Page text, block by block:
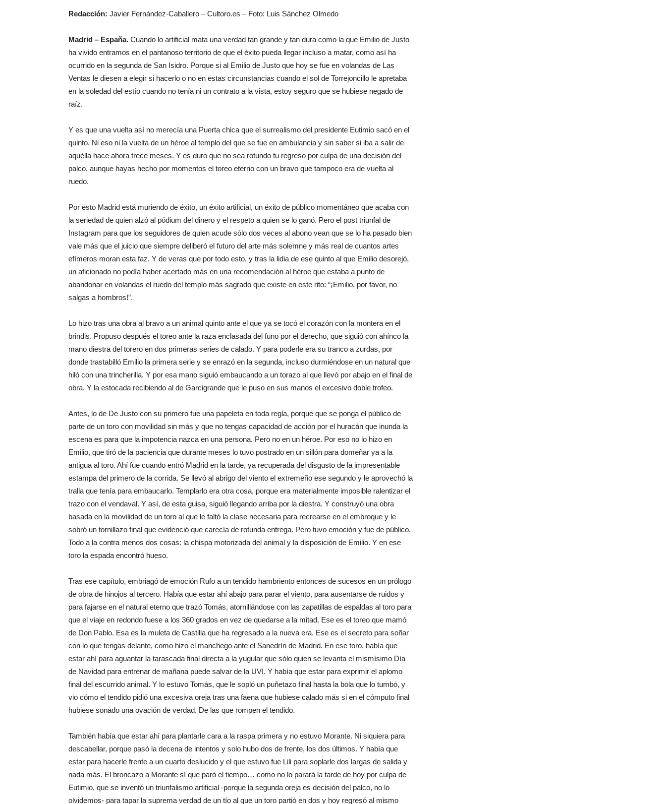
Redacción: Javier Fernández-Caballero – Cultoro.es – Foto: Luis Sánchez Olmedo
Madrid – España. Cuando lo artificial mata una verdad tan grande y tan dura como la que Emilio de Justo
ha vivido entramos en el pantanoso territorio de que el éxito pueda llegar incluso a matar, como así ha
ocurrido en la segunda de San Isidro. Porque si al Emilio de Justo que hoy se fue en volandas de Las
Ventas le diesen a elegir si hacerlo o no en estas circunstancias cuando el sol de Torrejoncillo le apretaba
en la soledad del estío cuando no tenía ni un contrato a la vista, estoy seguro que se hubiese negado de
raíz.
Y es que una vuelta así no merecía una Puerta chica que el surrealismo del presidente Eutimio sacó en el
quinto. Ni eso ni la vuelta de un héroe al templo del que se fue en ambulancia y sin saber si iba a salir de
aquélla hace ahora trece meses. Y es duro que no sea rotundo tu regreso por culpa de una decisión del
palco, aunque hayas hecho por momentos el toreo eterno con un bravo que tampoco era de vuelta al
ruedo.
Por esto Madrid está muriendo de éxito, un éxito artificial, un éxito de público momentáneo que acaba con
la seriedad de quien alzó al pódium del dinero y el respeto a quien se lo ganó. Pero el post triunfal de
Instagram para que los seguidores de quien acude sólo dos veces al abono vean que se lo ha pasado bien
vale más que el juicio que siempre deliberó el futuro del arte más solemne y más real de cuantos artes
efímeros moran esta faz. Y de veras que por todo esto, y tras la lidia de ese quinto al que Emilio desorejó,
un aficionado no podía haber acertado más en una recomendación al héroe que estaba a punto de
abandonar en volandas el ruedo del templo más sagrado que existe en este rito: “¡Emilio, por favor, no
salgas a hombros!”.
Lo hizo tras una obra al bravo a un animal quinto ante el que ya se tocó el corazón con la montera en el
brindis. Propuso después el toreo ante la raza enclasada del funo por el derecho, que siguió con ahínco la
mano diestra del torero en dos primeras series de calado. Y para poderle era su tranco a zurdas, por
donde trastabilló Emilio la primera serie y se enrazó en la segunda, incluso durmiéndose en un natural que
hiló con una trincherilla. Y por esa mano siguió embaucando a un torazo al que llevó por abajo en el final de
obra. Y la estocada recibiendo al de Garcigrande que le puso en sus manos el excesivo doble trofeo.
Antes, lo de De Justo con su primero fue una papeleta en toda regla, porque que se ponga el público de
parte de un toro con movilidad sin más y que no tengas capacidad de acción por el huracán que inunda la
escena es para que la impotencia nazca en una persona. Pero no en un héroe. Por eso no lo hizo en
Emilio, que tiró de la paciencia que durante meses lo tuvo postrado en un sillón para domeñar ya a la
antigua al toro. Ahí fue cuando entró Madrid en la tarde, ya recuperada del disgusto de la impresentable
estampa del primero de la corrida. Se llevó al abrigo del viento el extremeño ese segundo y le aprovechó la
tralla que tenía para embaucarlo. Templarlo era otra cosa, porque era materialmente imposible ralentizar el
trazo con el vendaval. Y así, de esta guisa, siguió llegando arriba por la diestra. Y construyó una obra
basada en la movilidad de un toro al que le faltó la clase necesaria para recrearse en el embroque y le
sobró un tornillazo final que evidenció que carecía de rotunda entrega. Pero tuvo emoción y fue de público.
Todo a la contra menos dos cosas: la chispa motorizada del animal y la disposición de Emilio. Y en ese
toro la espada encontró hueso.
Tras ese capítulo, embriagó de emoción Rufo a un tendido hambriento entonces de sucesos en un prólogo
de obra de hinojos al tercero. Había que estar ahí abajo para parar el viento, para ausentarse de ruidos y
para fajarse en el natural eterno que trazó Tomás, atornillándose con las zapatillas de espaldas al toro para
que el viaje en redondo fuese a los 360 grados en vez de quedarse a la mitad. Ese es el toreo que mamó
de Don Pablo. Esa es la muleta de Castilla que ha regresado a la nueva era. Ese es el secreto para soñar
con lo que tengas delante, como hizo el manchego ante el Sanedrín de Madrid. En ese toro, había que
estar ahí para aguantar la tarascada final directa a la yugular que sólo quien se levanta el mismísimo Día
de Navidad para entrenar de mañana puede salvar de la UVI. Y había que estar para exprimir el aplomo
final del escurrido animal. Y lo estuvo Tomás, que le sopló un puñetazo final hasta la bola que lo tumbó, y
vio cómo el tendido pidió una excesiva oreja tras una faena que hubiese calado más si en el cómputo final
hubiese sonado una ovación de verdad. De las que rompen el tendido.
También había que estar ahí para plantarle cara a la raspa primera y no estuvo Morante. Ni siquiera para
descabellar, porque pasó la decena de intentos y solo hubo dos de frente, los dos últimos. Y había que
estar para hacerle frente a un cuarto deslucido y el que estuvo fue Lili para soplarle dos largas de salida y
nada más. El broncazo a Morante sí que paró el tiempo… como no lo parará la tarde de hoy por culpa de
Eutimio, que se inventó un triunfalismo artificial -porque la segunda oreja es decisión del palco, no lo
olvidemos- para tapar la suprema verdad de un tío al que un toro partió en dos y hoy regresó al mismo